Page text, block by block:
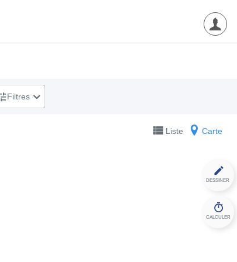
Filtres
Liste Carte
DESSINER
CALCULER